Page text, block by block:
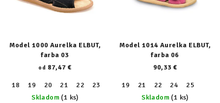
Model 1000 Aurelka ELBUT,
farba 03
od 87,47 €
18 19 20 21 22 23 25 26 27 28 29
Skladom (1 ks)
Model 1014 Aurelka ELBUT,
farba 06
90,33 €
19 21 22 24
25
Skladom (1 ks)